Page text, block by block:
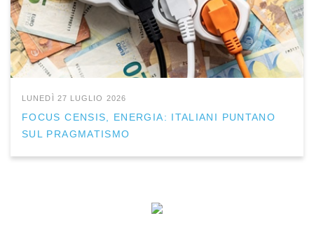
LUNEDÌ 27 LUGLIO 2026
FOCUS CENSIS, ENERGIA: ITALIANI PUNTANO
SUL PRAGMATISMO